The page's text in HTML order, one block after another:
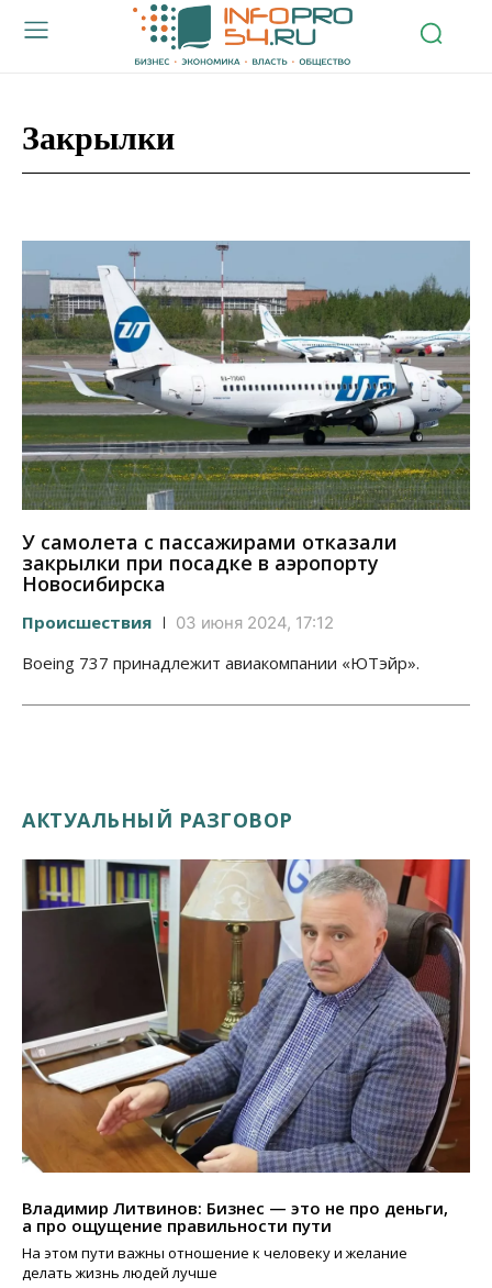
Закрылки
У самолета с пассажирами отказали
закрылки при посадке в аэропорту
Новосибирска
Происшествия 03 июня 2024, 17:12
Boeing 737 принадлежит авиакомпании «ЮТэйр».
АКТУАЛЬНЫЙ РАЗГОВОР
Владимир Литвинов: Бизнес — это не про деньги,
а про ощущение правильности пути
На этом пути важны отношение к человеку и желание
делать жизнь людей лучше